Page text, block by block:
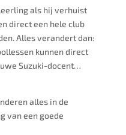
als hij verhuist
direct een hele club
Alles verandert dan:
kunnen direct
Suzuki-docent…
alles in de
van een goede